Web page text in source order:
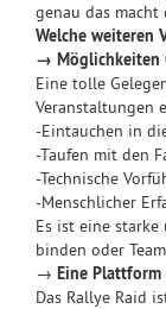
genau das
Welche weiteren
→ Möglichkeiten
Eine tolle
Veranstaltungen
-Eintauchen in
-Taufen mit den
-Technische
-Menschlicher
Es ist eine
binden oder
→ Eine Plattform
Das Rallye Raid